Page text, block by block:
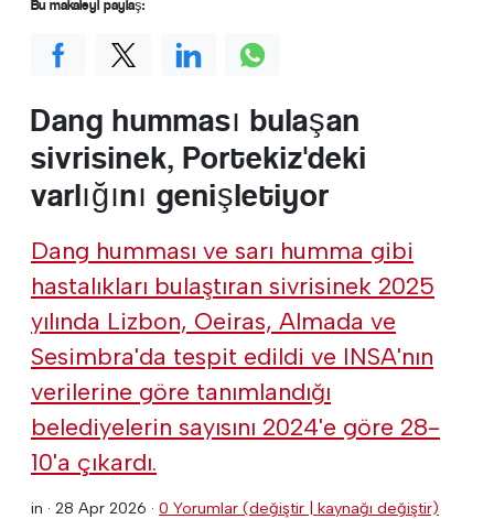
Dang humması bulaşan
sivrisinek, Portekiz'deki
varlığını genişletiyor
Dang humması ve sarı humma gibi
hastalıkları bulaştıran sivrisinek 2025
yılında Lizbon, Oeiras, Almada ve
Sesimbra'da tespit edildi ve INSA'nın
verilerine göre tanımlandığı
belediyelerin sayısını 2024'e göre 28-
10'a çıkardı.
in · 28 Apr 2026 · 0 Yorumlar (değiştir | kaynağı değiştir)
Bu makaleyi paylaş: